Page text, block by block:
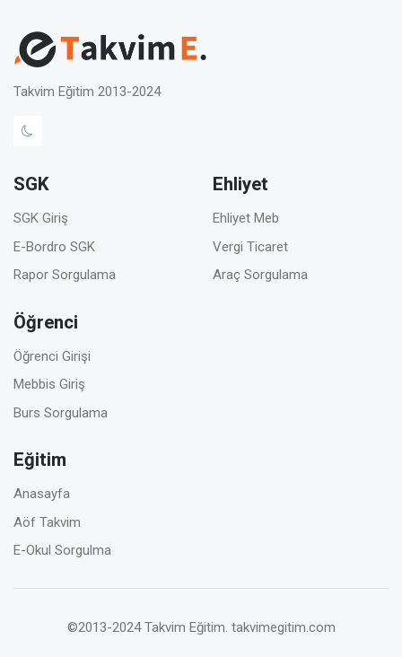
Takvim Eğitim 2013-2024
SGK
SGK Giriş
E-Bordro SGK
Rapor Sorgulama
Ehliyet
Ehliyet Meb
Vergi Ticaret
Araç Sorgulama
Öğrenci
Öğrenci Girişi
Mebbis Giriş
Burs Sorgulama
Eğitim
Anasayfa
Aöf Takvim
E-Okul Sorgulma
©2013-2024 Takvim Eğitim. takvimegitim.com